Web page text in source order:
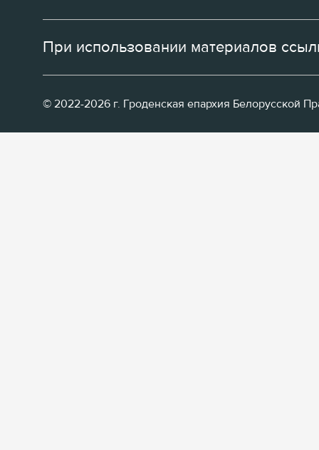
При использовании материалов
© 2022-2026 г. Гроденская епархия Белорусской